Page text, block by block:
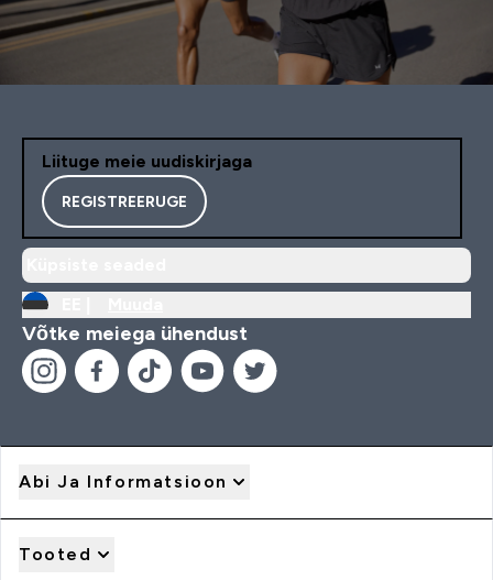
Liituge meie uudiskirjaga
REGISTREERUGE
Võtke meiega ühendust
Abi Ja Informatsioon
Tooted